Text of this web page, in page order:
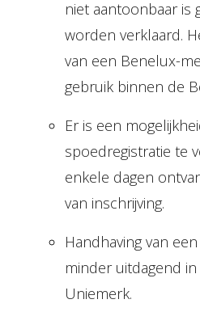
niet aantoonbaar is
worden verklaard.
van een Benelux-
gebruik binnen de
Er is een
spoedregistratie te
enkele dagen
van inschrijving.
Handhaving van
minder uitdagend
Uniemerk.